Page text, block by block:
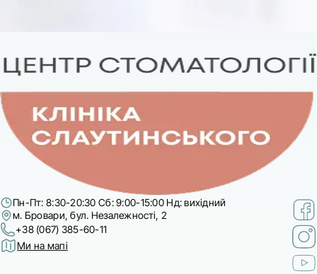
Пн-Пт: 8:30-20:30 Сб: 9:00-15:00 Нд: вихідний
м. Бровари, бул. Незалежності, 2
+38 (067) 385-60-11
Ми на мапі